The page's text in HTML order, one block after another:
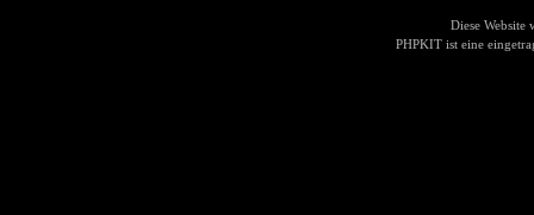
Diese Website
PHPKIT ist eine